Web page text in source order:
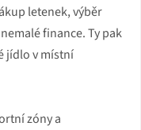
letenek, výběr
finance. Ty pak
jídlo v místní
zóny a